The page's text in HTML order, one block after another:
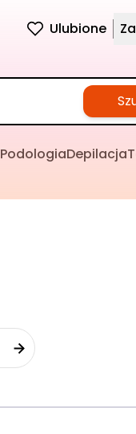
Ulubione
PodologiaDepilacja